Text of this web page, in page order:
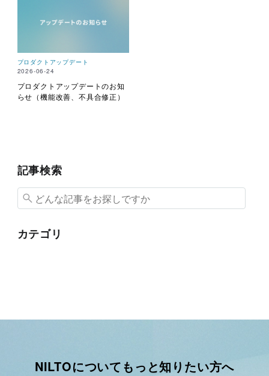
プロダクトアップデート
2026-06-24
プロダクトアップデートのお知
らせ（機能改善、不具合修正）
記事検索
カテゴリ
NILTOについてもっと知りたい方へ